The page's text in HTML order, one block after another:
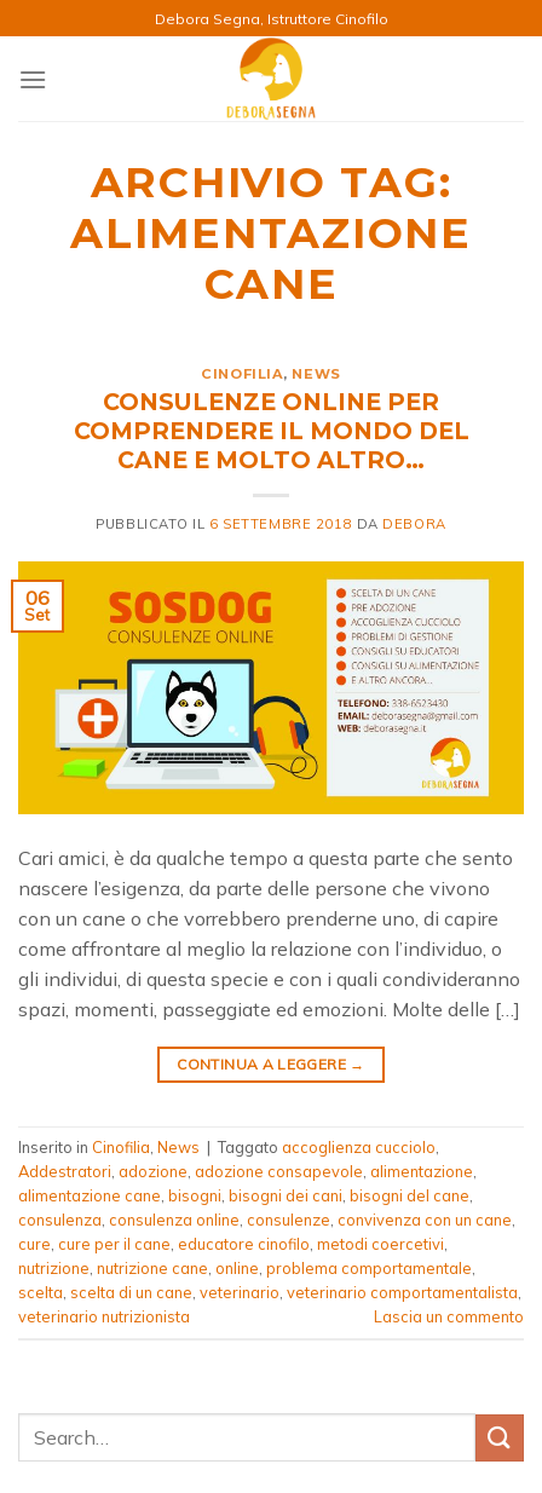
ai
contenuti
Debora Segna, Istruttore Cinofilo
ARCHIVIO TAG:
ALIMENTAZIONE
CANE
CINOFILIA, NEWS
CONSULENZE ONLINE PER
COMPRENDERE IL MONDO DEL
CANE E MOLTO ALTRO…
PUBBLICATO IL 6 SETTEMBRE 2018 DA DEBORA
06
Set
Cari amici, è da qualche tempo a questa parte che sento
nascere l’esigenza, da parte delle persone che vivono
con un cane o che vorrebbero prenderne uno, di capire
come affrontare al meglio la relazione con l’individuo, o
gli individui, di questa specie e con i quali condivideranno
spazi, momenti, passeggiate ed emozioni. Molte delle […]
CONTINUA A LEGGERE →
Inserito in Cinofilia, News | Taggato accoglienza cucciolo,
Addestratori, adozione, adozione consapevole, alimentazione,
alimentazione cane, bisogni, bisogni dei cani, bisogni del cane,
consulenza, consulenza online, consulenze, convivenza con un cane,
cure, cure per il cane, educatore cinofilo, metodi coercetivi,
nutrizione, nutrizione cane, online, problema comportamentale,
scelta, scelta di un cane, veterinario, veterinario comportamentalista,
veterinario nutrizionista
Lascia un commento